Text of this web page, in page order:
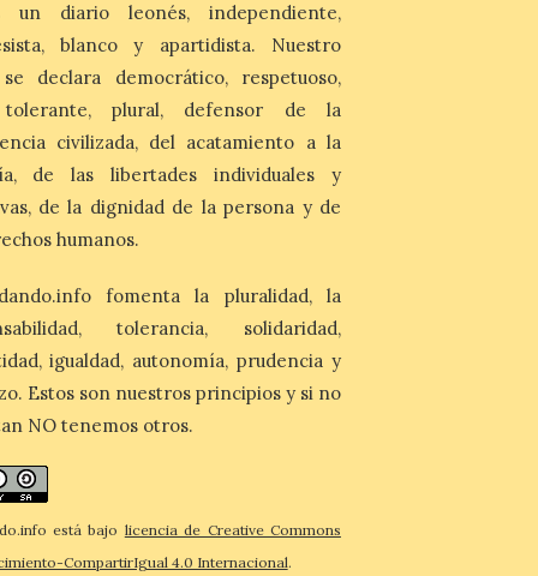
y el izado de las banderas
autonómicas
6 Ago 2026
La 88.ª edición del
Descenso Internacional
del Sella reunirá este año a
1.291 palistas distribuidos
en 874 embarcaciones,
con representación de 22 países,
consolidando una vez más a la prueba
referencias del piragüismo internacional.
[…]
un diario leonés, independiente,
blanco y apartidista. Nuestro
declara democrático, respetuoso,
tolerante, plural, defensor de la
civilizada, del acatamiento a la
de las libertades individuales y
de la dignidad de la persona y de
humanos.
fomenta la pluralidad, la
tolerancia, solidaridad,
igualdad, autonomía, prudencia y
Estos son nuestros principios y si no
NO tenemos otros.
está bajo licencia de Creative Commons
CompartirIgual 4.0 Internacional.